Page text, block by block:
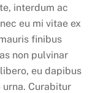
interdum ac
eu mi vitae ex
finibus
non pulvinar
eu dapibus
Curabitur